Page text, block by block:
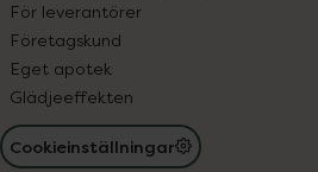
För leverantörer
Företagskund
Eget apotek
Glädjeeffekten
Cookieinställningar